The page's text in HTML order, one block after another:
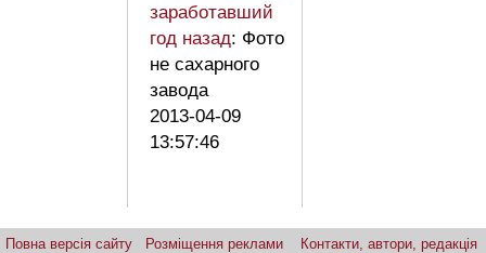
заработавший
год назад: Фото
не сахарного
завода
2013-04-09
13:57:46
Повна версія сайту Розміщення реклами
Контакти, автори, редакція